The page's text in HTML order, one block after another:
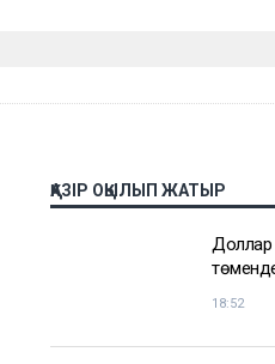
ҚАЗІР ОҚЫЛЫП ЖАТЫР
Доллар
18:52